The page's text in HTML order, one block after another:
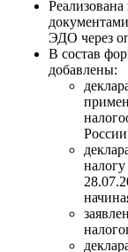
ЭДО через
В состав
добавлены: